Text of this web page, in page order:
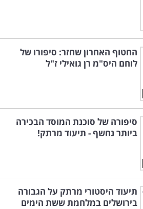
החטוף האחרון שחזר: סיפורו של
לוחם היס"מ רן גואילי ז"ל
סיפורה של סוכנת המוסד הבכירה
ביותר נחשף - תיעוד מרתק!
תיעוד היסטורי מרתק על הגבורה
בירושלים במלחמת ששת הימים